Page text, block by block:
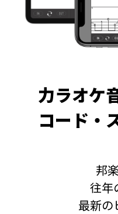
力ラオケ
コード・
邦
往年
最新の